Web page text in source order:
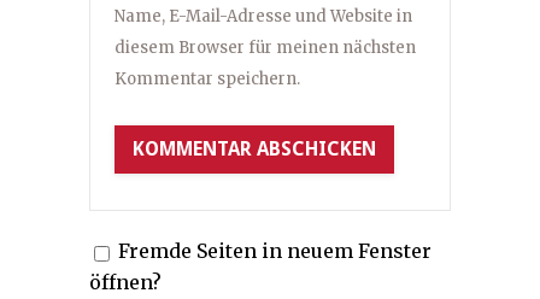
Name, E-Mail-Adresse und Website in
diesem Browser für meinen nächsten
Kommentar speichern.
Fremde Seiten in neuem Fenster
öffnen?